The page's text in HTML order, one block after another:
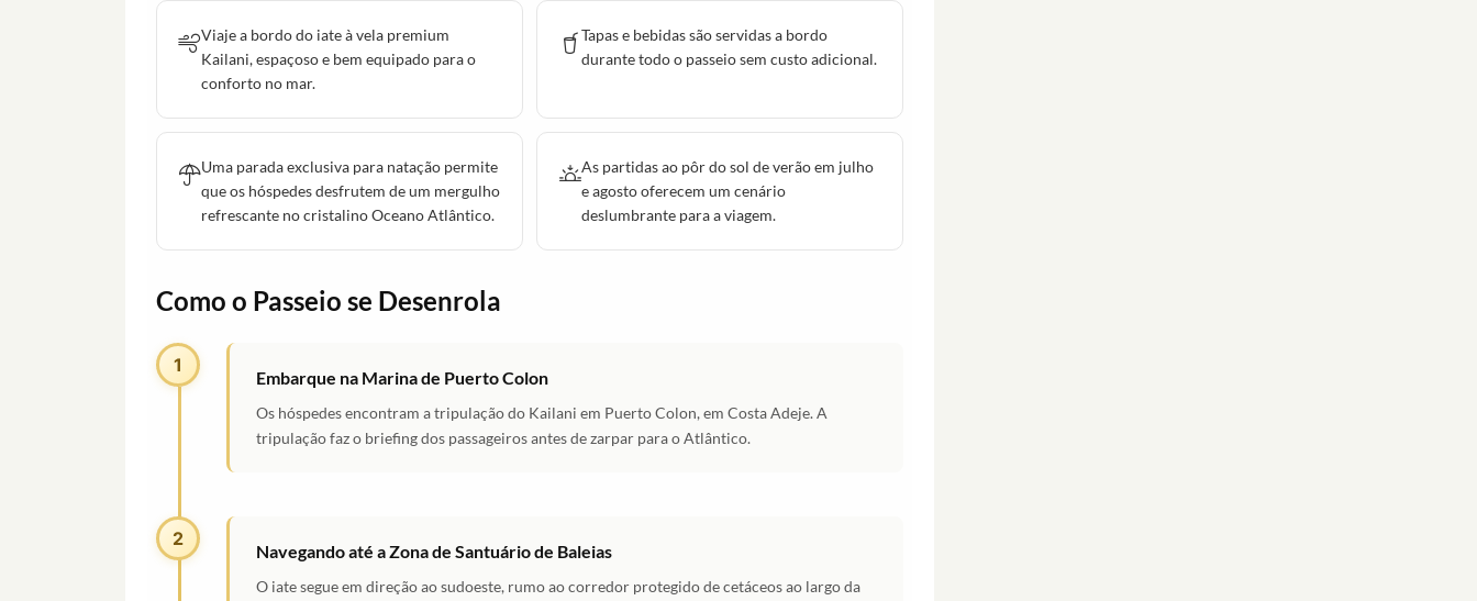
Viaje a bordo do iate à vela premium
Kailani, espaçoso e bem equipado para o
conforto no mar.
Tapas e bebidas são servidas a bordo
durante todo o passeio sem custo adicional.
Uma parada exclusiva para natação permite
que os hóspedes desfrutem de um mergulho
refrescante no cristalino Oceano Atlântico.
As partidas ao pôr do sol de verão em julho
e agosto oferecem um cenário
deslumbrante para a viagem.
Como o Passeio se Desenrola
1
Embarque na Marina de Puerto Colon
Os hóspedes encontram a tripulação do Kailani em Puerto Colon, em Costa Adeje. A
tripulação faz o briefing dos passageiros antes de zarpar para o Atlântico.
2
Navegando até a Zona de Santuário de Baleias
O iate segue em direção ao sudoeste, rumo ao corredor protegido de cetáceos ao largo da